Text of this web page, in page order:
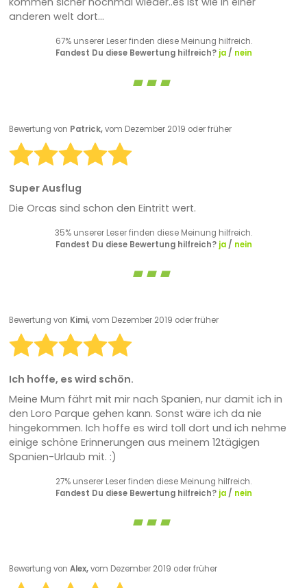
anderen welt dort...
67% unserer Leser finden diese Meinung hilfreich.
Fandest Du diese Bewertung hilfreich? ja/ nein
Bewertung von Patrick,vom Dezember 2019 oder früher
Super Ausflug
Die Orcas sind schon den Eintritt wert.
35% unserer Leser finden diese Meinung hilfreich.
Fandest Du diese Bewertung hilfreich? ja/ nein
Bewertung von Kimi,vom Dezember 2019 oder früher
Ich hoffe, es wird schön.
Meine Mum fährt mit mir nach Spanien, nur damit ich in
den Loro Parque gehen kann. Sonst wäre ich da nie
hingekommen. Ich hoffe es wird toll dort und ich nehme
einige schöne Erinnerungen aus meinem 12tägigen
Spanien-Urlaub mit. :)
27% unserer Leser finden diese Meinung hilfreich.
Fandest Du diese Bewertung hilfreich? ja/ nein
Bewertung von Alex,vom Dezember 2019 oder früher